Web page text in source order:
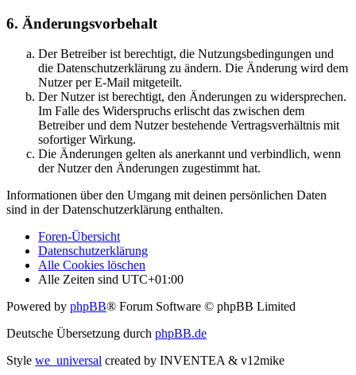
6. Änderungsvorbehalt
Der Betreiber ist berechtigt, die Nutzungsbedingungen und
die Datenschutzerklärung zu ändern. Die Änderung wird dem
Nutzer per E-Mail mitgeteilt.
Der Nutzer ist berechtigt, den Änderungen zu widersprechen.
Im Falle des Widerspruchs erlischt das zwischen dem
Betreiber und dem Nutzer bestehende Vertragsverhältnis mit
sofortiger Wirkung.
Die Änderungen gelten als anerkannt und verbindlich, wenn
der Nutzer den Änderungen zugestimmt hat.
Informationen über den Umgang mit deinen persönlichen Daten
sind in der Datenschutzerklärung enthalten.
Foren-Übersicht
Datenschutzerklärung
Alle Cookies löschen
Alle Zeiten sind UTC+01:00
Powered by phpBB® Forum Software © phpBB Limited
Deutsche Übersetzung durch phpBB.de
Style we_universal created by INVENTEA & v12mike